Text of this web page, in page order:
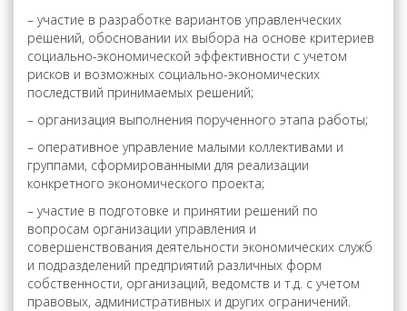
– участие в разработке вариантов управленческих
решений, обосновании их выбора на основе критериев
социально-экономической эффективности с учетом
рисков и возможных социально-экономических
последствий принимаемых решений;
– организация выполнения порученного этапа работы;
– оперативное управление малыми коллективами и
группами, сформированными для реализации
конкретного экономического проекта;
– участие в подготовке и принятии решений по
вопросам организации управления и
совершенствования деятельности экономических служб
и подразделений предприятий различных форм
собственности, организаций, ведомств и т.д. с учетом
правовых, административных и других ограничений.